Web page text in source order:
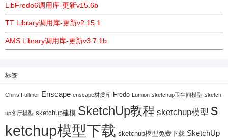
LibFredo6调用库-更新v15.6b
TT Library调用库-更新v2.15.1
AMS Library调用库-更新v3.7.1b
标签
Chiris Fullmer Enscape enscape材质库 Fredo Lumion sketchup卫生间模型 sketch
up客厅模型 sketchup建模 SketchUp教程 sketchup模型 s
ketchup模型下载 sketchup模型免费下载 SketchUp